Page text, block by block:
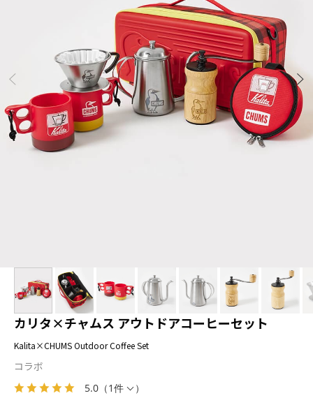
5.0 （1件 ）
カリタ×チャムス アウトドアコーヒーセット
Kalita×CHUMS Outdoor Coffee Set
コラボ